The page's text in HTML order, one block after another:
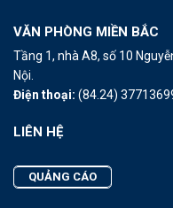
VĂN PHÒNG MIỀN BẮC
Tầng 1, nhà A8, số 10
Nội.
Điện thoại: (84.24)
LIÊN HỆ
QUẢNG CÁO